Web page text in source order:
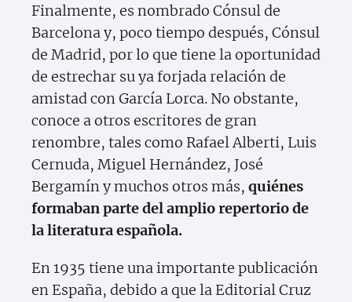
Finalmente, es nombrado Cónsul de
Barcelona y, poco tiempo después, Cónsul
de Madrid, por lo que tiene la oportunidad
de estrechar su ya forjada relación de
amistad con García Lorca. No obstante,
conoce a otros escritores de gran
renombre, tales como Rafael Alberti, Luis
Cernuda, Miguel Hernández, José
Bergamín y muchos otros más, quiénes
formaban parte del amplio repertorio de
la literatura española.
En 1935 tiene una importante publicación
en España, debido a que la Editorial Cruz